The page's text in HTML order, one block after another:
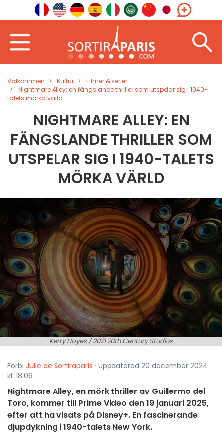
Välkommen Kultur
Filmer & serier
Nightmare Alley: en fängslande thriller som utspelar sig i 1940-
talets mörka värld
NIGHTMARE ALLEY: EN
FÄNGSLANDE THRILLER SOM
UTSPELAR SIG I 1940-TALETS
MÖRKA VÄRLD
Kerry Hayes / 2021 20th Century Studios
Förbi Julie de Sortiraparis · Uppdaterad 20 december 2024
kl. 18:06
Nightmare Alley, en mörk thriller av Guillermo del
Toro, kommer till Prime Video den 19 januari 2025,
efter att ha visats på Disney+. En fascinerande
djupdykning i 1940-talets New York.